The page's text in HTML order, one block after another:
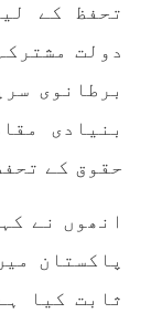
1977 VIEWS
بلوچ
بی ایس او۔
تحفظ کے
دولت
برطانوی
بنیادی
حقوق کے
انھوں نے
پاکستان
ثابت کیا